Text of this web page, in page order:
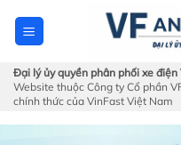
Đại lý ủy quyền phân phối xe điện
Website thuộc Công ty Cổ phần
chính thức của VinFast Việt Nam